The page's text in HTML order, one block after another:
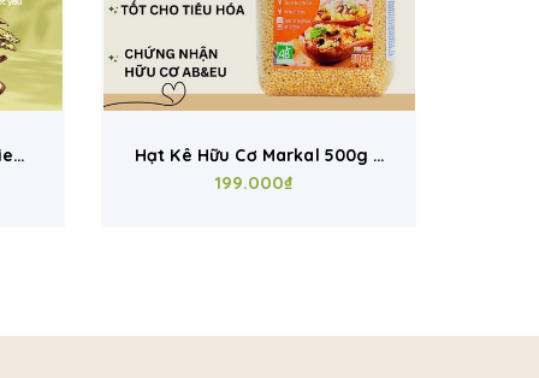
–
Hạt Mè Vàng Hữu Cơ C’LAVIE
– Organic Sesame Làm
99.000₫